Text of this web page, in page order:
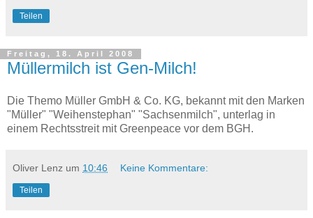
Teilen
Freitag, 18. April 2008
Müllermilch ist Gen-Milch!
Die Themo Müller GmbH & Co. KG, bekannt mit den Marken
"Müller" "Weihenstephan" "Sachsenmilch", unterlag in
einem Rechtsstreit mit Greenpeace vor dem BGH.
Oliver Lenz um 10:46 Keine Kommentare:
Teilen